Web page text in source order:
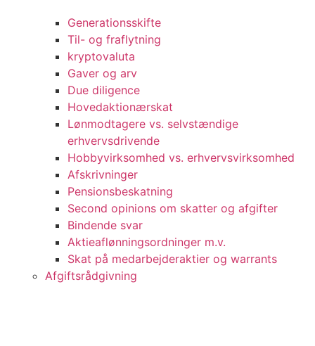
Generationsskifte
Til- og fraflytning
kryptovaluta
Gaver og arv
Due diligence
Hovedaktionærskat
Lønmodtagere vs. selvstændige
erhvervsdrivende
Hobbyvirksomhed vs. erhvervsvirksomhed
Afskrivninger
Pensionsbeskatning
Second opinions om skatter og afgifter
Bindende svar
Aktieaflønningsordninger m.v.
Skat på medarbejderaktier og warrants
Afgiftsrådgivning